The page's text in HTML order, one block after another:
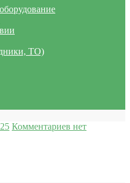
ТО)
Комментариев нет